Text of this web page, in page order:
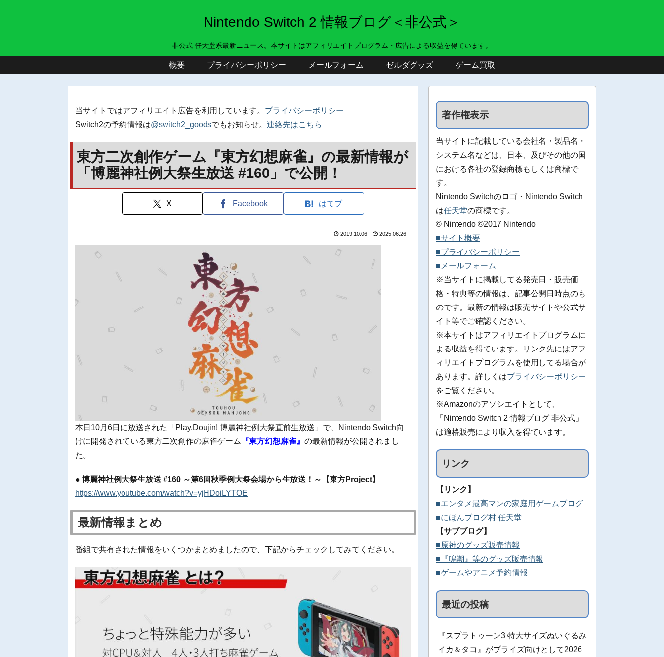
Nintendo Switch 2 情報ブログ＜非公式＞
非公式 任天堂系最新ニュース。本サイトはアフィリエイトプログラム・広告による収益を得ています。
概要 プライバシーポリシー メールフォーム ゼルダグッズ ゲーム買取
当サイトではアフィリエイト広告を利用しています。 プライバシーポリシー
Switch2の予約情報は@switch2_goodsでもお知らせ。 連絡先はこちら
東方二次創作ゲーム『東方幻想麻雀』の最新情報が
「博麗神社例大祭生放送 #160」で公開！
X Facebook はてブ
2019.10.06 2025.06.26
本日10月6日に放送された「Play,Doujin! 博麗神社例大祭直前生放送」で、Nintendo Switch向
けに開発されている東方二次創作の麻雀ゲーム
『東方幻想麻雀』 の最新情報が公開されまし
た。
● 博麗神社例大祭生放送 #160 ～第6回秋季例大祭会場から生放送！～【東方Project】
https://www.youtube.com/watch?v=yjHDoiLYTOE
最新情報まとめ
番組で共有された情報をいくつかまとめましたので、下記からチェックしてみてください。
著作権表示
当サイトに記載している会社名・製品名・
システム名などは、日本、及びその他の国
における各社の登録商標もしくは商標で
す。
Nintendo Switchのロゴ・Nintendo Switch
は任天堂の商標です。
© Nintendo ©2017 Nintendo
■サイト概要
■プライバシーポリシー
■メールフォーム
※当サイトに掲載してる発売日・販売価
格・特典等の情報は、記事公開日時点のも
のです。最新の情報は販売サイトや公式サ
イト等でご確認ください。
※本サイトはアフィリエイトプログラムに
よる収益を得ています。リンク先にはアフ
ィリエイトプログラムを使用してる場合が
あります。詳しくはプライバシーポリシー
をご覧ください。
※Amazonのアソシエイトとして、
「Nintendo Switch 2 情報ブログ 非公式」
は適格販売により収入を得ています。
リンク
【リンク】
■エンタメ最高マンの家庭用ゲームブログ
■にほんブログ村 任天堂
【サブブログ】
■原神のグッズ販売情報
■『鳴潮』等のグッズ販売情報
■ゲームやアニメ予約情報
最近の投稿
『スプラトゥーン3 特大サイズぬいぐるみ
イカ＆タコ』がプライズ向けとして2026